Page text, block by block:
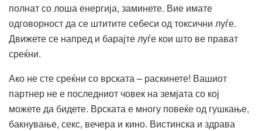
полнат со лоша енергија, заминете. Вие имате
одговорност да се штитите себеси од токсични луѓе.
Движете се напред и барајте луѓе кои што ве прават
среќни.
Ако не сте среќни со врската – раскинете! Вашиот
партнер не е последниот човек на земјата со кој
можете да бидете. Врската е многу повеќе од гушкање,
бакнување, секс, вечера и кино. Вистинска и здрава